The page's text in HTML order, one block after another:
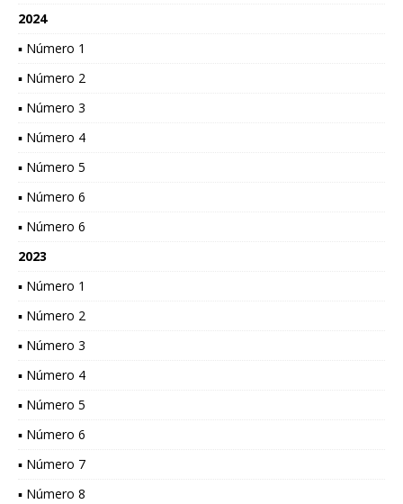
2024
▪ Número 1
▪ Número 2
▪ Número 3
▪ Número 4
▪ Número 5
▪ Número 6
▪ Número 6
2023
▪ Número 1
▪ Número 2
▪ Número 3
▪ Número 4
▪ Número 5
▪ Número 6
▪ Número 7
▪ Número 8